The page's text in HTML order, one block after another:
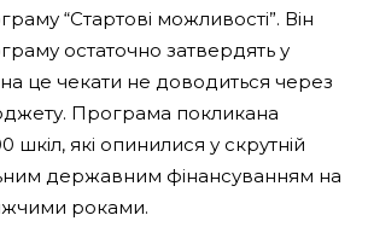
“Стартові можливості”. Він
остаточно затвердять у
це чекати не доводиться через
Програма покликана
шкіл, які опинилися у скрутній
державним фінансуванням на
роками.